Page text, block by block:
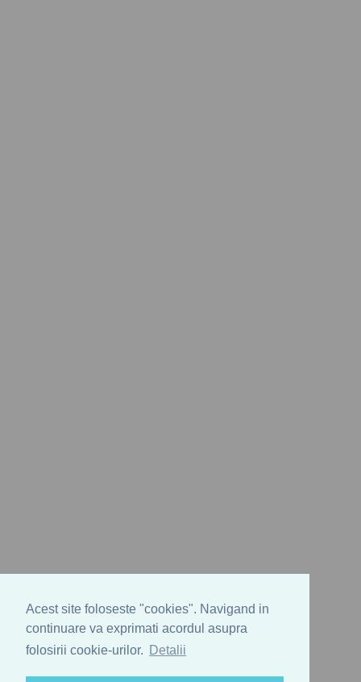
Acest site foloseste "cookies". Navigand in
continuare va exprimati acordul asupra
folosirii cookie-urilor.
Detalii